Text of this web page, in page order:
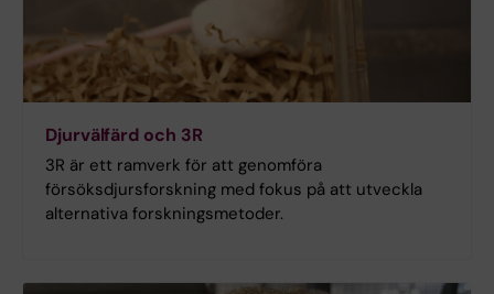
Djurvälfärd och 3R
3R är ett ramverk för att genomföra
försöksdjursforskning med fokus på att utveckla
alternativa forskningsmetoder.